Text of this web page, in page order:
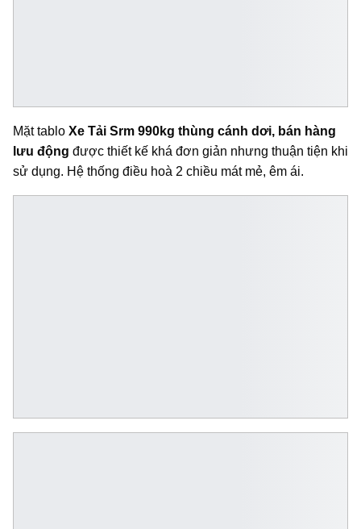
Mặt tablo Xe Tải Srm 990kg thùng cánh dơi, bán hàng
lưu động được thiết kế khá đơn giản nhưng thuận tiện khi
sử dụng. Hệ thống điều hoà 2 chiều mát mẻ, êm ái.